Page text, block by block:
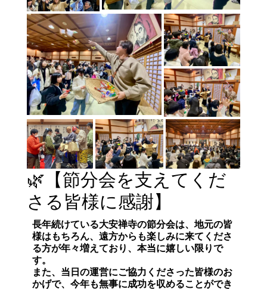
🌿【節分会を支えてくだ
さる皆様に感謝】
長年続けている大安禅寺の節分会は、地元の皆
様はもちろん、遠方からも楽しみに来てくださ
る方が年々増えており、本当に嬉しい限りで
す。
また、当日の運営にご協力くださった皆様のお
かげで、今年も無事に成功を収めることができ